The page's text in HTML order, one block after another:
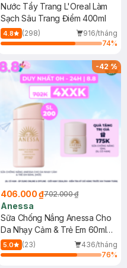
Nước Tẩy Trang L'Oreal Làm
Sạch Sâu Trang Điểm 400ml
4.8 (298)
916/tháng
74%
-42%
406.000 ₫702.000 ₫
Anessa
Sữa Chống Nắng Anessa Cho
Da Nhạy Cảm & Trẻ Em 60ml
(Mới)
5.0 (23)
436/tháng
76%